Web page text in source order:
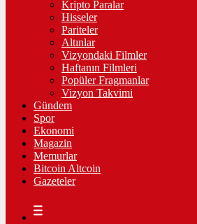
Kripto Paralar
Hisseler
Pariteler
Altınlar
Vizyondaki Filmler
Haftanın Filmleri
Popüler Fragmanlar
Vizyon Takvimi
Gündem
Spor
Ekonomi
Magazin
Memurlar
Bitcoin Altcoin
Gazeteler